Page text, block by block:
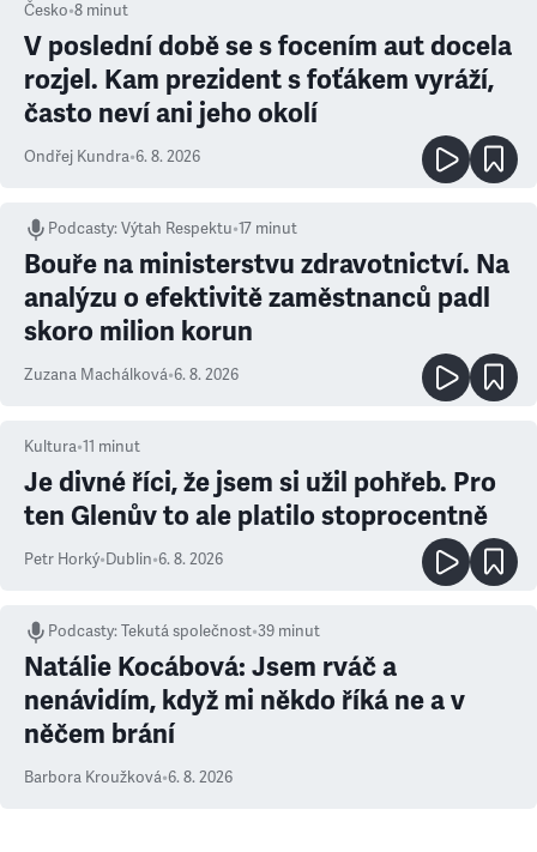
Česko•8 minut
V poslední době se s focením aut docela
rozjel. Kam prezident s foťákem vyráží,
často neví ani jeho okolí
Ondřej Kundra•6. 8. 2026
Podcasty:Výtah Respektu•17 minut
Bouře na ministerstvu zdravotnictví. Na
analýzu o efektivitě zaměstnanců padl
skoro milion korun
Zuzana Machálková•6. 8. 2026
Kultura•11 minut
Je divné říci, že jsem si užil pohřeb. Pro
ten Glenův to ale platilo stoprocentně
Petr Horký•Dublin•6. 8. 2026
Podcasty:Tekutá společnost•39 minut
Natálie Kocábová: Jsem rváč a
nenávidím, když mi někdo říká ne a v
něčem brání
Barbora Kroužková•6. 8. 2026